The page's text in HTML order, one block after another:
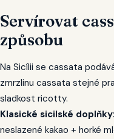
Servírovat
způsobu
Na Sicílii se cassata
zmrzlinu cassata stejné
sladkost ricotty.
Klasické sicilské doplňky
neslazené kakao + horké